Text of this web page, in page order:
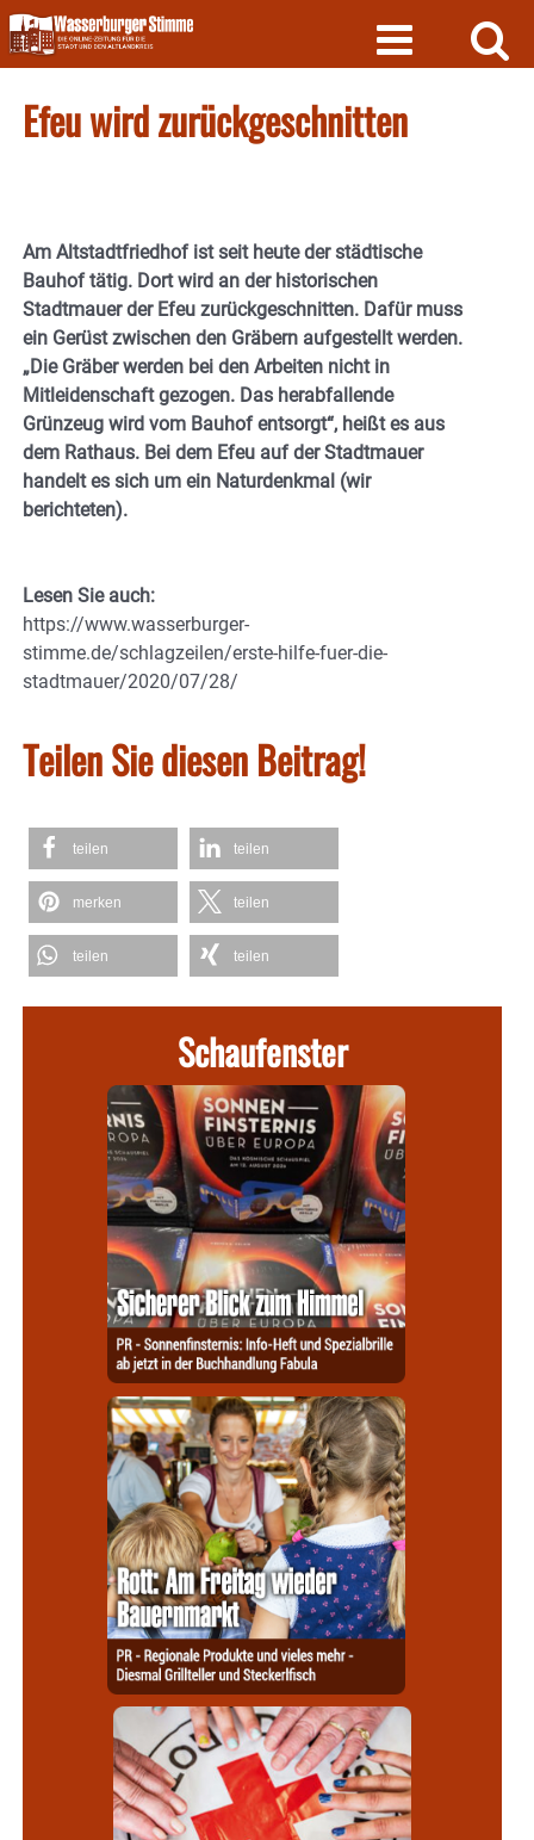
Skip
to
content
Efeu wird zurückgeschnitten
Am Altstadtfriedhof ist seit heute der städtische
Bauhof tätig. Dort wird an der historischen
Stadtmauer der Efeu zurückgeschnitten. Dafür muss
ein Gerüst zwischen den Gräbern aufgestellt werden.
„Die Gräber werden bei den Arbeiten nicht in
Mitleidenschaft gezogen. Das herabfallende
Grünzeug wird vom Bauhof entsorgt“, heißt es aus
dem Rathaus. Bei dem Efeu auf der Stadtmauer
handelt es sich um ein Naturdenkmal (wir
berichteten).
Lesen Sie auch:
https://www.wasserburger-
stimme.de/schlagzeilen/erste-hilfe-fuer-die-
stadtmauer/2020/07/28/
Teilen Sie diesen Beitrag!
teilen teilen
merken teilen
teilen teilen
Schaufenster